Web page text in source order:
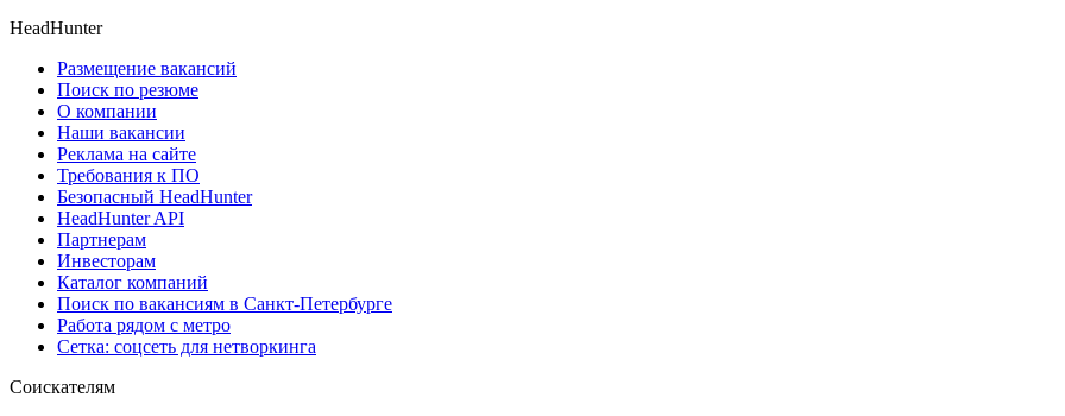
HeadHunter
Размещение вакансий
Поиск по резюме
О компании
Наши вакансии
Реклама на сайте
Требования к ПО
Безопасный HeadHunter
HeadHunter API
Партнерам
Инвесторам
Каталог компаний
Поиск по вакансиям в Санкт-Петербурге
Работа рядом с метро
Сетка: соцсеть для нетворкинга
Соискателям